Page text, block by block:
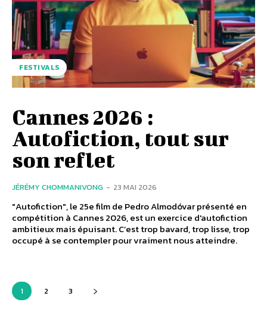
FESTIVALS
Cannes 2026 :
Autofiction, tout sur
son reflet
JÉRÉMY CHOMMANIVONG - 23 MAI 2026
"Autofiction", le 25e film de Pedro Almodóvar présenté en
compétition à Cannes 2026, est un exercice d'autofiction
ambitieux mais épuisant. C’est trop bavard, trop lisse, trop
occupé à se contempler pour vraiment nous atteindre.
1 2 3